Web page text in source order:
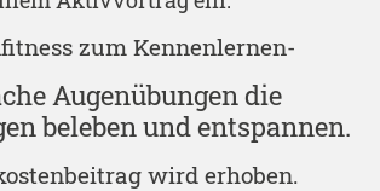
zum Kennenlernen-
Augenübungen die
beleben und entspannen.
wird erhoben.